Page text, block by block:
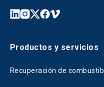
Productos y servicios
Recuperación de